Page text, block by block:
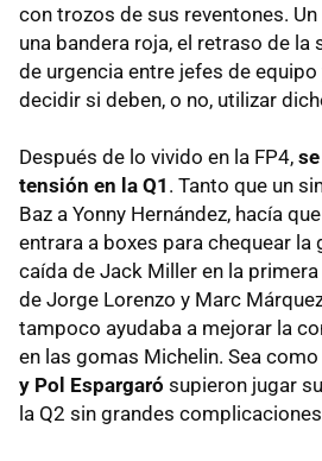
con trozos de sus reventones.
una bandera roja, el retraso de la
de urgencia entre jefes de
decidir si deben, o no, utilizar
Después de lo vivido en la FP4,
tensión en la Q1 . Tanto que un
Baz a Yonny Hernández, hacía
entrara a boxes para chequear la
caída de Jack Miller en la
de Jorge Lorenzo y Marc
tampoco ayudaba a mejorar la
en las gomas Michelin. Sea como
y Pol Espargaró supieron jugar
la Q2 sin grandes